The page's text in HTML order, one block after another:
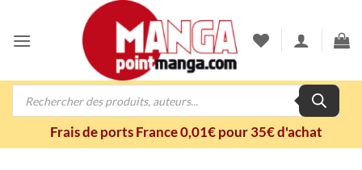
contenu
Recherche
Frais de ports France 0,01€ pour 35€ d'achat